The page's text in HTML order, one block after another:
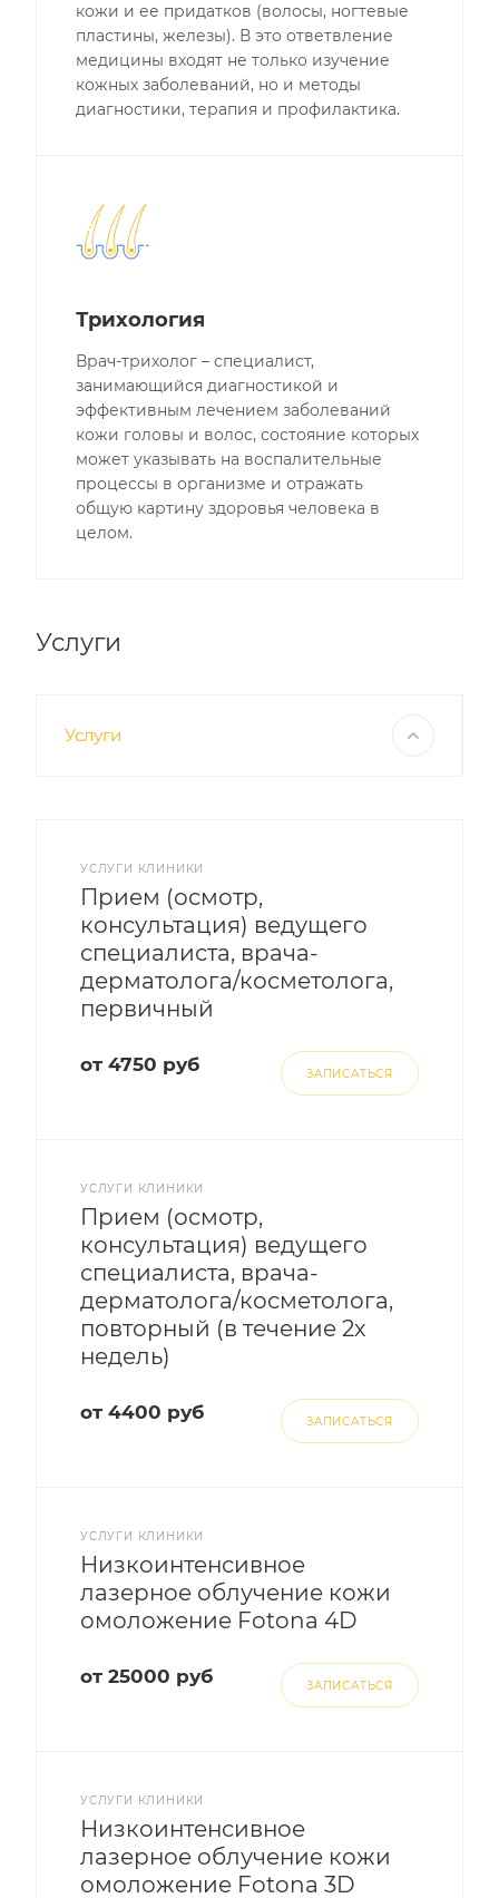
кожи и ее придатков (волосы, ногтевые
пластины, железы). В это ответвление
медицины входят не только изучение
кожных заболеваний, но и методы
диагностики, терапия и профилактика.
Трихология
Врач-трихолог – специалист,
занимающийся диагностикой и
эффективным лечением заболеваний
кожи головы и волос, состояние которых
может указывать на воспалительные
процессы в организме и отражать
общую картину здоровья человека в
целом.
Услуги
Услуги
УСЛУГИ КЛИНИКИ
Прием (осмотр,
консультация) ведущего
специалиста, врача-
дерматолога/косметолога,
первичный
от 4750 руб ЗАПИСАТЬСЯ
УСЛУГИ КЛИНИКИ
Прием (осмотр,
консультация) ведущего
специалиста, врача-
дерматолога/косметолога,
повторный (в течение 2х
недель)
от 4400 руб ЗАПИСАТЬСЯ
УСЛУГИ КЛИНИКИ
Низкоинтенсивное
лазерное облучение кожи
омоложение Fotona 4D
от 25000 руб ЗАПИСАТЬСЯ
УСЛУГИ КЛИНИКИ
Низкоинтенсивное
лазерное облучение кожи
омоложение Fotona 3D